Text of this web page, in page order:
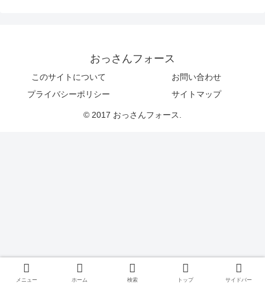
おっさんフォース
このサイトについて
お問い合わせ
プライバシーポリシー
サイトマップ
© 2017 おっさんフォース.
メニュー ホーム 検索 トップ サイドバー